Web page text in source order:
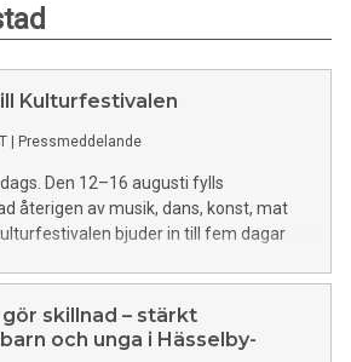
Kulturfestivalen
Pressmeddelande
Den 12–16 augusti fylls
återigen av musik, dans, konst, mat
bjuder in till fem dagar
skillnad – stärkt
och unga i Hässelby-